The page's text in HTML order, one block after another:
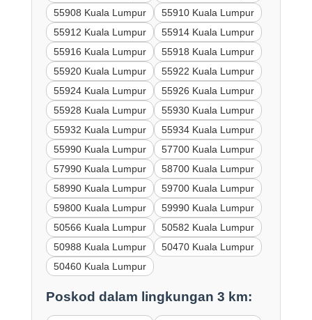
55908 Kuala Lumpur
55910 Kuala Lumpur
55912 Kuala Lumpur
55914 Kuala Lumpur
55916 Kuala Lumpur
55918 Kuala Lumpur
55920 Kuala Lumpur
55922 Kuala Lumpur
55924 Kuala Lumpur
55926 Kuala Lumpur
55928 Kuala Lumpur
55930 Kuala Lumpur
55932 Kuala Lumpur
55934 Kuala Lumpur
55990 Kuala Lumpur
57700 Kuala Lumpur
57990 Kuala Lumpur
58700 Kuala Lumpur
58990 Kuala Lumpur
59700 Kuala Lumpur
59800 Kuala Lumpur
59990 Kuala Lumpur
50566 Kuala Lumpur
50582 Kuala Lumpur
50988 Kuala Lumpur
50470 Kuala Lumpur
50460 Kuala Lumpur
Poskod dalam lingkungan 3 km: